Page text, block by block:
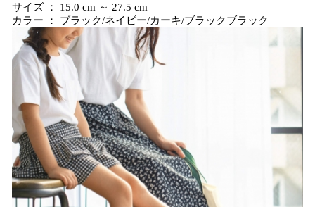
サイズ ： 15.0 cm ～ 27.5 cm
カラー ： ブラック/ネイビー/カーキ/ブラックブラック